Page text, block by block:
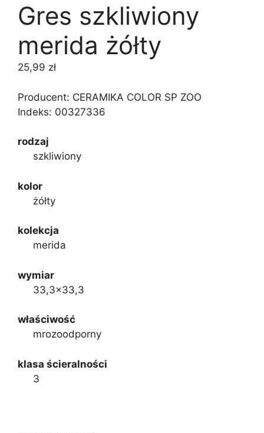
Gres szkliwiony
merida żółty
25,99 zł
Producent: CERAMIKA COLOR SP ZOO
Indeks: 00327336
rodzaj
szkliwiony
kolor
żółty
kolekcja
merida
wymiar
33,3×33,3
właściwość
mrozoodporny
klasa ścieralności
3